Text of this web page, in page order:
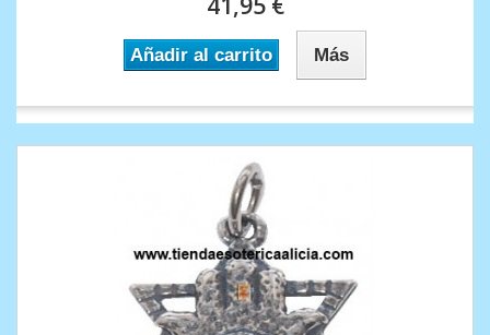
Añadir al carrito Más